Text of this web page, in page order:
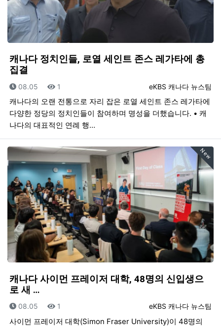
캐나다 정치인들, 로열 세인트 존스 레가타에 총
집결
등록자
eKBS 캐나다 뉴스팀
등록일
08.05 조회
1
캐나다의 오랜 전통으로 자리 잡은 로열 세인트 존스 레가타에
다양한 정당의 정치인들이 참여하며 명성을 더했습니다. • 캐
나다의 대표적인 연례 행…
New
캐나다 사이먼 프레이저 대학, 48명의 신입생으
로 새 …
등록자
eKBS 캐나다 뉴스팀
등록일
08.05 조회
1
사이먼 프레이저 대학(Simon Fraser University)이 48명의